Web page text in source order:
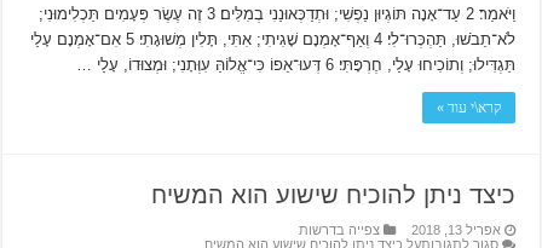
וַיֹּאמַר׃ 2 עַד־אָנָה תּוֹגְיוּן נַפְשִׁי; וּתְדַכְּאוּנַנִי בְמִלִּים׃ 3 זֶה עֶשֶׂר פְּעָמִים תַּכְלִימוּנִי;
לֹא־תֵבֹשׁוּ, תַּהְכְּרוּ־לִי׃ 4 וְאַף־אָמְנָם שָׁגִיתִי; אִתִּי, תָּלִין מְשׁוּגָתִי׃ 5 אִם־אָמְנָם עָלַי
תַּגְדִּילוּ; וְתוֹכִיחוּ עָלַי, חֶרְפָּתִּי׃ 6 דְּעוּ־אֵפוֹ כִּי־אֱלוֹהַּ עִוְּתָנִי; וּמְצוּדוֹ, עָלַי …
קרא\י עוד »
כיצד ניתן להוכיח שישוע הוא המשיח
אפריל 13, 2018
צפייה בדרשות
סגור לתגובותעל כיצד ניתן להוכיח שישוע הוא המשיח